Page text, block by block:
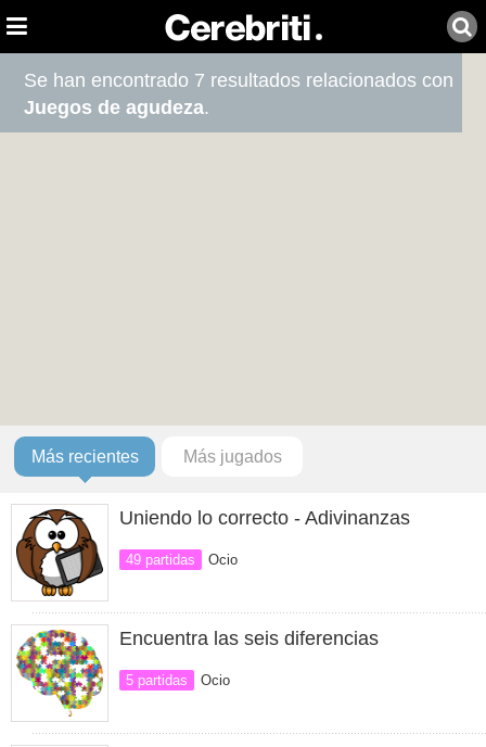
Se han encontrado 7 resultados relacionados con
Juegos de agudeza.
Más recientes Más jugados
Uniendo lo correcto - Adivinanzas
49 partidas Ocio
Encuentra las seis diferencias
5 partidas Ocio